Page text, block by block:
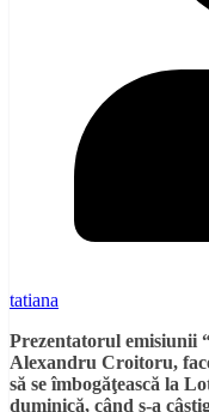
tatiana
Prezentatorul emisiunii
Alexandru Croitoru,
să se îmbogăţească la
duminică, când s-a